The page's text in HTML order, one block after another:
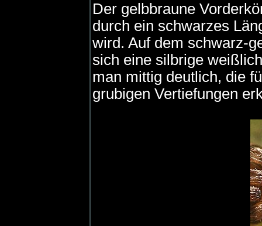
Der gelbbraune
durch ein schwarzes
wird. Auf dem schwarz-
sich eine silbrige
man mittig deutlich, die
grubigen Vertiefungen